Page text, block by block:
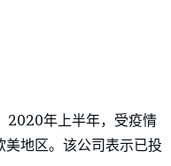
2020年上半年，受疫情
地区。该公司表示已投